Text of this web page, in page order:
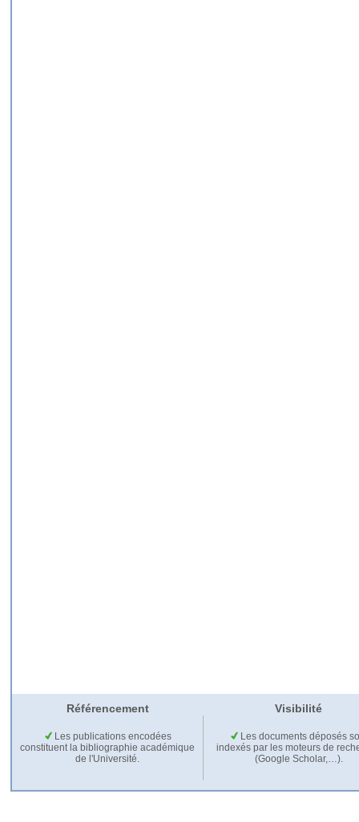
Référencement Visibilité
Les publications encodées
constituent la bibliographie académique
de l'Université.
Les documents déposés
indexés par les moteurs de
(Google Scholar,…).